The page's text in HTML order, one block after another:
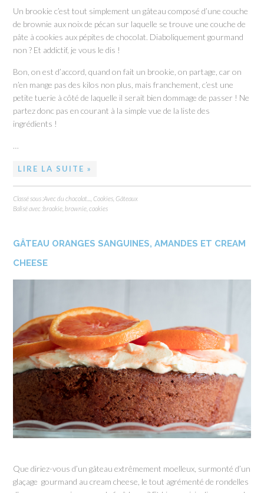
Un brookie c’est tout simplement un gâteau composé d’une couche
de brownie aux noix de pécan sur laquelle se trouve une couche de
pâte à cookies aux pépites de chocolat. Diaboliquement gourmand
non ? Et addictif, je vous le dis !
Bon, on est d’accord, quand on fait un brookie, on partage, car on
n’en mange pas des kilos non plus, mais franchement, c’est une
petite tuerie à côté de laquelle il serait bien dommage de passer ! Ne
partez donc pas en courant à la simple vue de la liste des
ingrédients !
…
LIRE LA SUITE »
Classé sous :Avec du chocolat... ,Cookies ,Gâteaux
Balisé avec :brookie ,brownie ,cookies
GÂTEAU ORANGES SANGUINES, AMANDES ET CREAM
CHEESE
Que diriez-vous d’un gâteau extrêmement moelleux, surmonté d’un
glaçage gourmand au cream cheese, le tout agrémenté de rondelles